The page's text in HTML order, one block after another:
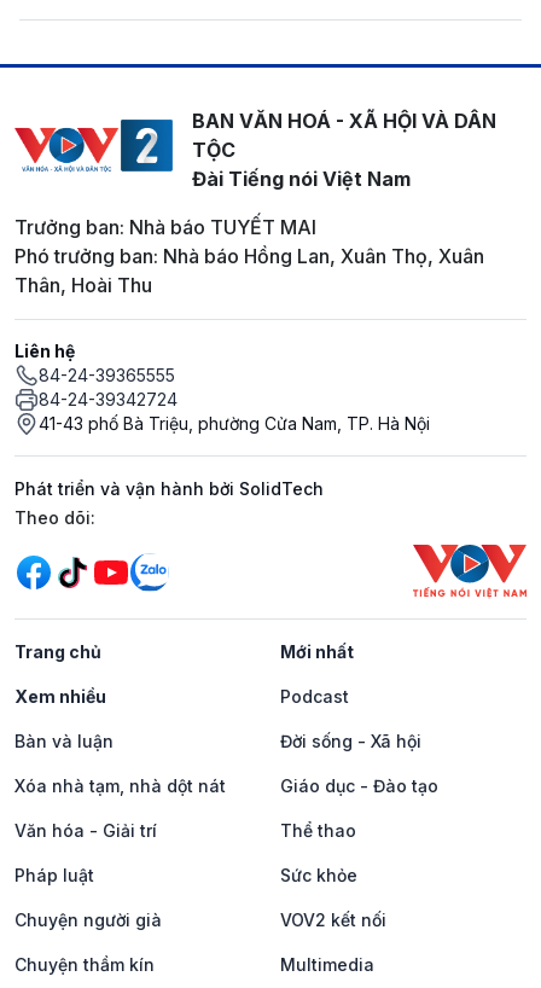
BAN VĂN HOÁ - XÃ HỘI VÀ DÂN
TỘC
Đài Tiếng nói Việt Nam
Trưởng ban: Nhà báo TUYẾT MAI
Phó trưởng ban: Nhà báo Hồng Lan, Xuân Thọ, Xuân
Thân, Hoài Thu
Liên hệ
84-24-39365555
84-24-39342724
41-43 phố Bà Triệu, phường Cửa Nam, TP. Hà Nội
Phát triển và vận hành bởi SolidTech
Mạng xã hội
Theo dõi:
Trang chủ Mới nhất
Xem nhiều Podcast
Bàn và luận Đời sống - Xã hội
Xóa nhà tạm, nhà dột nát Giáo dục - Đào tạo
Văn hóa - Giải trí Thể thao
Pháp luật Sức khỏe
Chuyện người già VOV2 kết nối
Chuyện thầm kín Multimedia